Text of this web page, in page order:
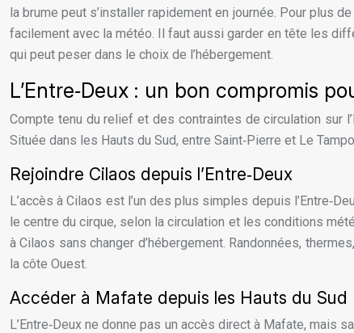
la brume peut s’installer rapidement en journée. Pour plus
facilement avec la météo. Il faut aussi garder en tête les
qui peut peser dans le choix de l’hébergement.
L’Entre‑Deux : un bon compromis
Compte tenu du relief et des contraintes de circulation sur
Située dans les Hauts du Sud, entre Saint‑Pierre et Le
Rejoindre Cilaos depuis l’Entre‑Deux
L’accès à Cilaos est l’un des plus simples depuis
le centre du cirque, selon la circulation et les conditions
à Cilaos sans changer d’hébergement. Randonnées,
la côte Ouest.
Accéder à Mafate depuis les Hauts du Sud
L’Entre‑Deux ne donne pas un accès direct à Mafate,